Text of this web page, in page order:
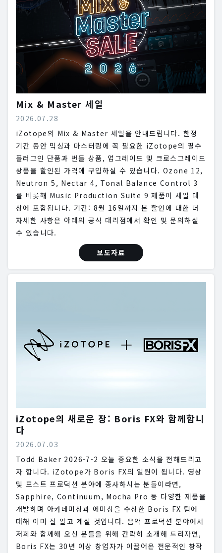
Mix & Master 세일
2026.07.28
iZotope의 Mix & Master 세일을 안내드립니다. 한정
기간 동안 믹싱과 마스터링에 꼭 필요한 iZotope의 필수
플러그인 단품과 번들 상품, 업그레이드 및 크로스그레이드
상품을 할인된 가격에 구입하실 수 있습니다. Ozone 12,
Neutron 5, Nectar 4, Tonal Balance Control 3
를 비롯해 Music Production Suite 9 제품이 세일 대
상에 포함됩니다. 기간: 8월 16일까지 본 할인에 대한 더
자세한 사항은 아래의 공식 대리점에서 확인 및 문의하실
수 있습니다.
보도자료
iZotope의 새로운 장: Boris FX와 함께합니
다
2026.07.03
Todd Baker 2026-7-2 오늘 중요한 소식을 전해드리고
자 합니다. iZotope가 Boris FX의 일원이 됩니다. 영상
및 포스트 프로덕션 분야에 종사하시는 분들이라면,
Sapphire, Continuum, Mocha Pro 등 다양한 제품을
개발하며 아카데미상과 에미상을 수상한 Boris FX 팀에
대해 이미 잘 알고 계실 것입니다. 음악 프로덕션 분야에서
저희와 함께해 오신 분들을 위해 간략히 소개해 드리자면,
Boris FX는 30년 이상 창업자가 이끌어온 전문적인 창작